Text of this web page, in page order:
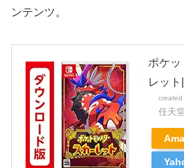
ンテンツ。
ポケッ
レッ
created
任天